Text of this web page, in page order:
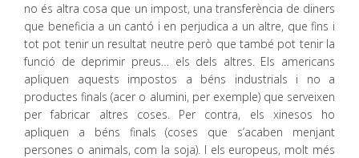
no és altra cosa que un impost, una transferència de diners
que beneficia a un cantó i en perjudica a un altre, que fins i
tot pot tenir un resultat neutre però que també pot tenir la
funció de deprimir preus… els dels altres. Els americans
apliquen aquests impostos a béns industrials i no a
productes finals (acer o alumini, per exemple) que serveixen
per fabricar altres coses. Per contra, els xinesos ho
apliquen a béns finals (coses que s’acaben menjant
persones o animals, com la soja). I els europeus, molt més